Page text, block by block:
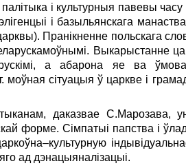
і культурныя павевы
і базыльянскага
Пранікненне польскага
а абарона яе ва
моўная сітуацыя ў царкве і
даказвае С.Марозава,
форме. Сімпатыі папства і
ад дэнацыяналізацыі.